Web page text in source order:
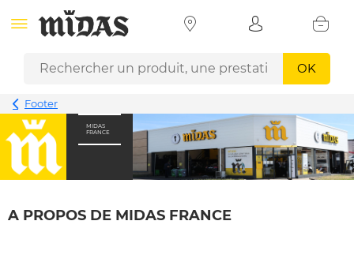
OK
Footer
MIDAS
FRANCE
A PROPOS DE MIDAS FRANCE